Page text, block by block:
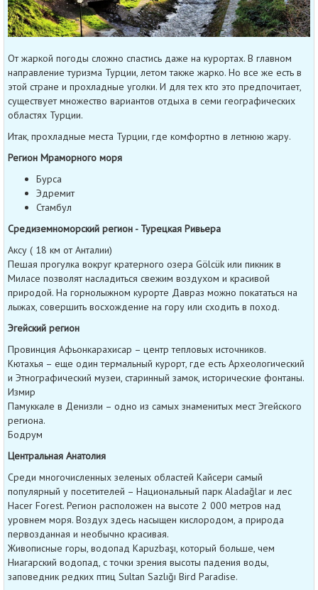
От жаркой погоды сложно спастись даже на курортах. В главном
направление туризма Турции, летом также жарко. Но все же есть в
этой стране и прохладные уголки. И для тех кто это предпочитает,
существует множество вариантов отдыха в семи географических
областях Турции.
Итак, прохладные места Турции, где комфортно в летнюю жару.
Регион Мраморного моря
Бурса
Эдремит
Стамбул
Средиземноморский регион - Турецкая Ривьера
Аксу ( 18 км от Анталии)
Пешая прогулка вокруг кратерного озера Gölcük или пикник в
Миласе позволят насладиться свежим воздухом и красивой
природой. На горнолыжном курорте Давраз можно покататься на
лыжах, совершить восхождение на гору или сходить в поход.
Эгейский регион
Провинция Афьонкарахисар – центр тепловых источников.
Кютахья – еще один термальный курорт, где есть Археологический
и Этнографический музеи, старинный замок, исторические фонтаны.
Измир
Памуккале в Денизли – одно из самых знаменитых мест Эгейского
региона.
Бодрум
Центральная Анатолия
Среди многочисленных зеленых областей Кайсери самый
популярный у посетителей – Национальный парк Aladağlar и лес
Hacer Forest. Регион расположен на высоте 2 000 метров над
уровнем моря. Воздух здесь насыщен кислородом, а природа
первозданная и необычно красивая.
Живописные горы, водопад Kapuzbaşı, который больше, чем
Ниагарский водопад, с точки зрения высоты падения воды,
заповедник редких птиц Sultan Sazlığı Bird Paradise.